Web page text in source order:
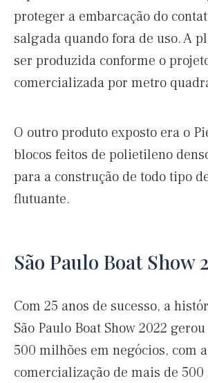
proteger a embarcação do
salgada quando fora de uso. A
ser produzida conforme o
comercializada por metro
O outro produto exposto era o
blocos feitos de polietileno
para a construção de todo tipo
flutuante.
São Paulo Boat Show
Com 25 anos de sucesso, a
São Paulo Boat Show 2022
500 milhões em negócios, com a
comercialização de mais de 500